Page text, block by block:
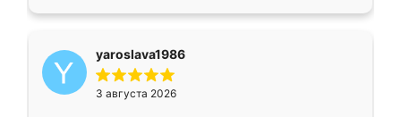
yaroslava1986
3 августа 2026